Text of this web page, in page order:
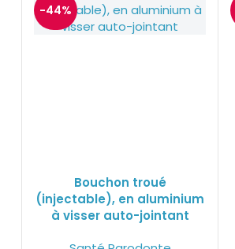
-44%
Bouchon troué
(injectable), en aluminium
à visser auto-jointant